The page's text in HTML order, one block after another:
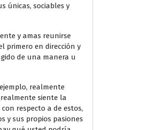
únicas, sociables y
y amas reunirse
primero en dirección y
de una manera u
realmente
siente la
respecto a de estos,
y sus propios pasiones